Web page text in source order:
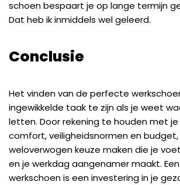
schoen bespaart je op lange termijn
Dat heb ik inmiddels wel geleerd.
Conclusie
Het vinden van de perfecte
ingewikkelde taak te zijn als je weet
letten. Door rekening te houden met
comfort, veiligheidsnormen en budget,
weloverwogen keuze maken die je
en je werkdag aangenamer maakt.
werkschoen is een investering in je